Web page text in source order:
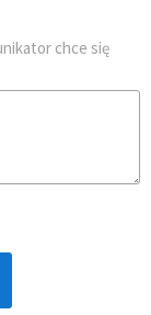
chce się